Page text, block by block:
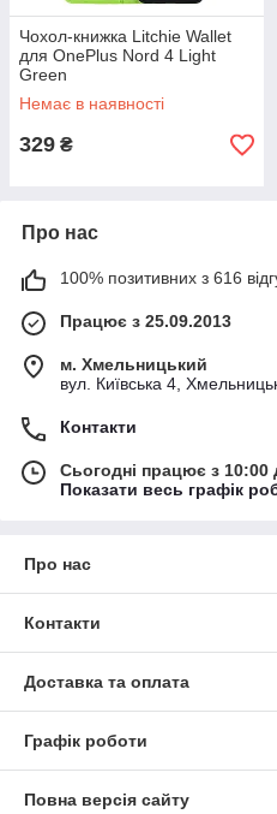
Чохол-книжка Litchie Wallet
для OnePlus Nord 4 Light
Green
Немає в наявності
329 ₴
Про нас
100% позитивних з 616
Працює з 25.09.2013
м. Хмельницький
вул. Київська 4,
Контакти
Сьогодні працює з 10:00
Показати весь графік
Про нас
Контакти
Доставка та оплата
Графік роботи
Повна версія сайту